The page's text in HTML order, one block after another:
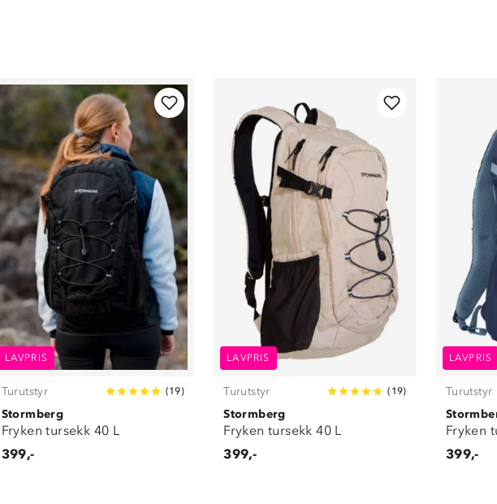
LAVPRIS
Turutstyr (19)
Stormberg
Fryken tursekk 40 L
399,-
LAVPRIS
Turutstyr ( 19)
Stormberg
Fryken tursekk 40 L
399,-
LAVPRIS
Turutstyr
Fryken
399,-